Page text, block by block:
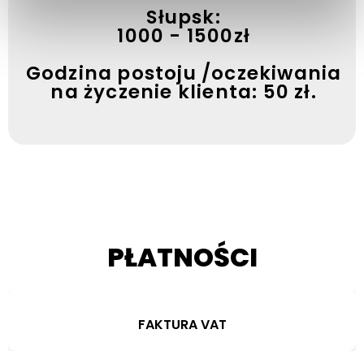
Słupsk:
1000 - 1500zł
Godzina postoju /oczekiwania
na życzenie klienta: 50 zł.
PŁATNOŚCI
FAKTURA VAT
FAKTURA VAT